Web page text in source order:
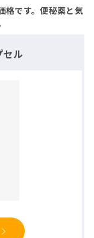
格です。便秘薬と気
セル